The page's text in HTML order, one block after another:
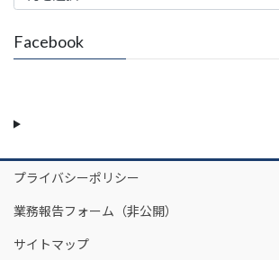
Facebook
プライバシーポリシー
業務報告フォーム（非公開）
サイトマップ